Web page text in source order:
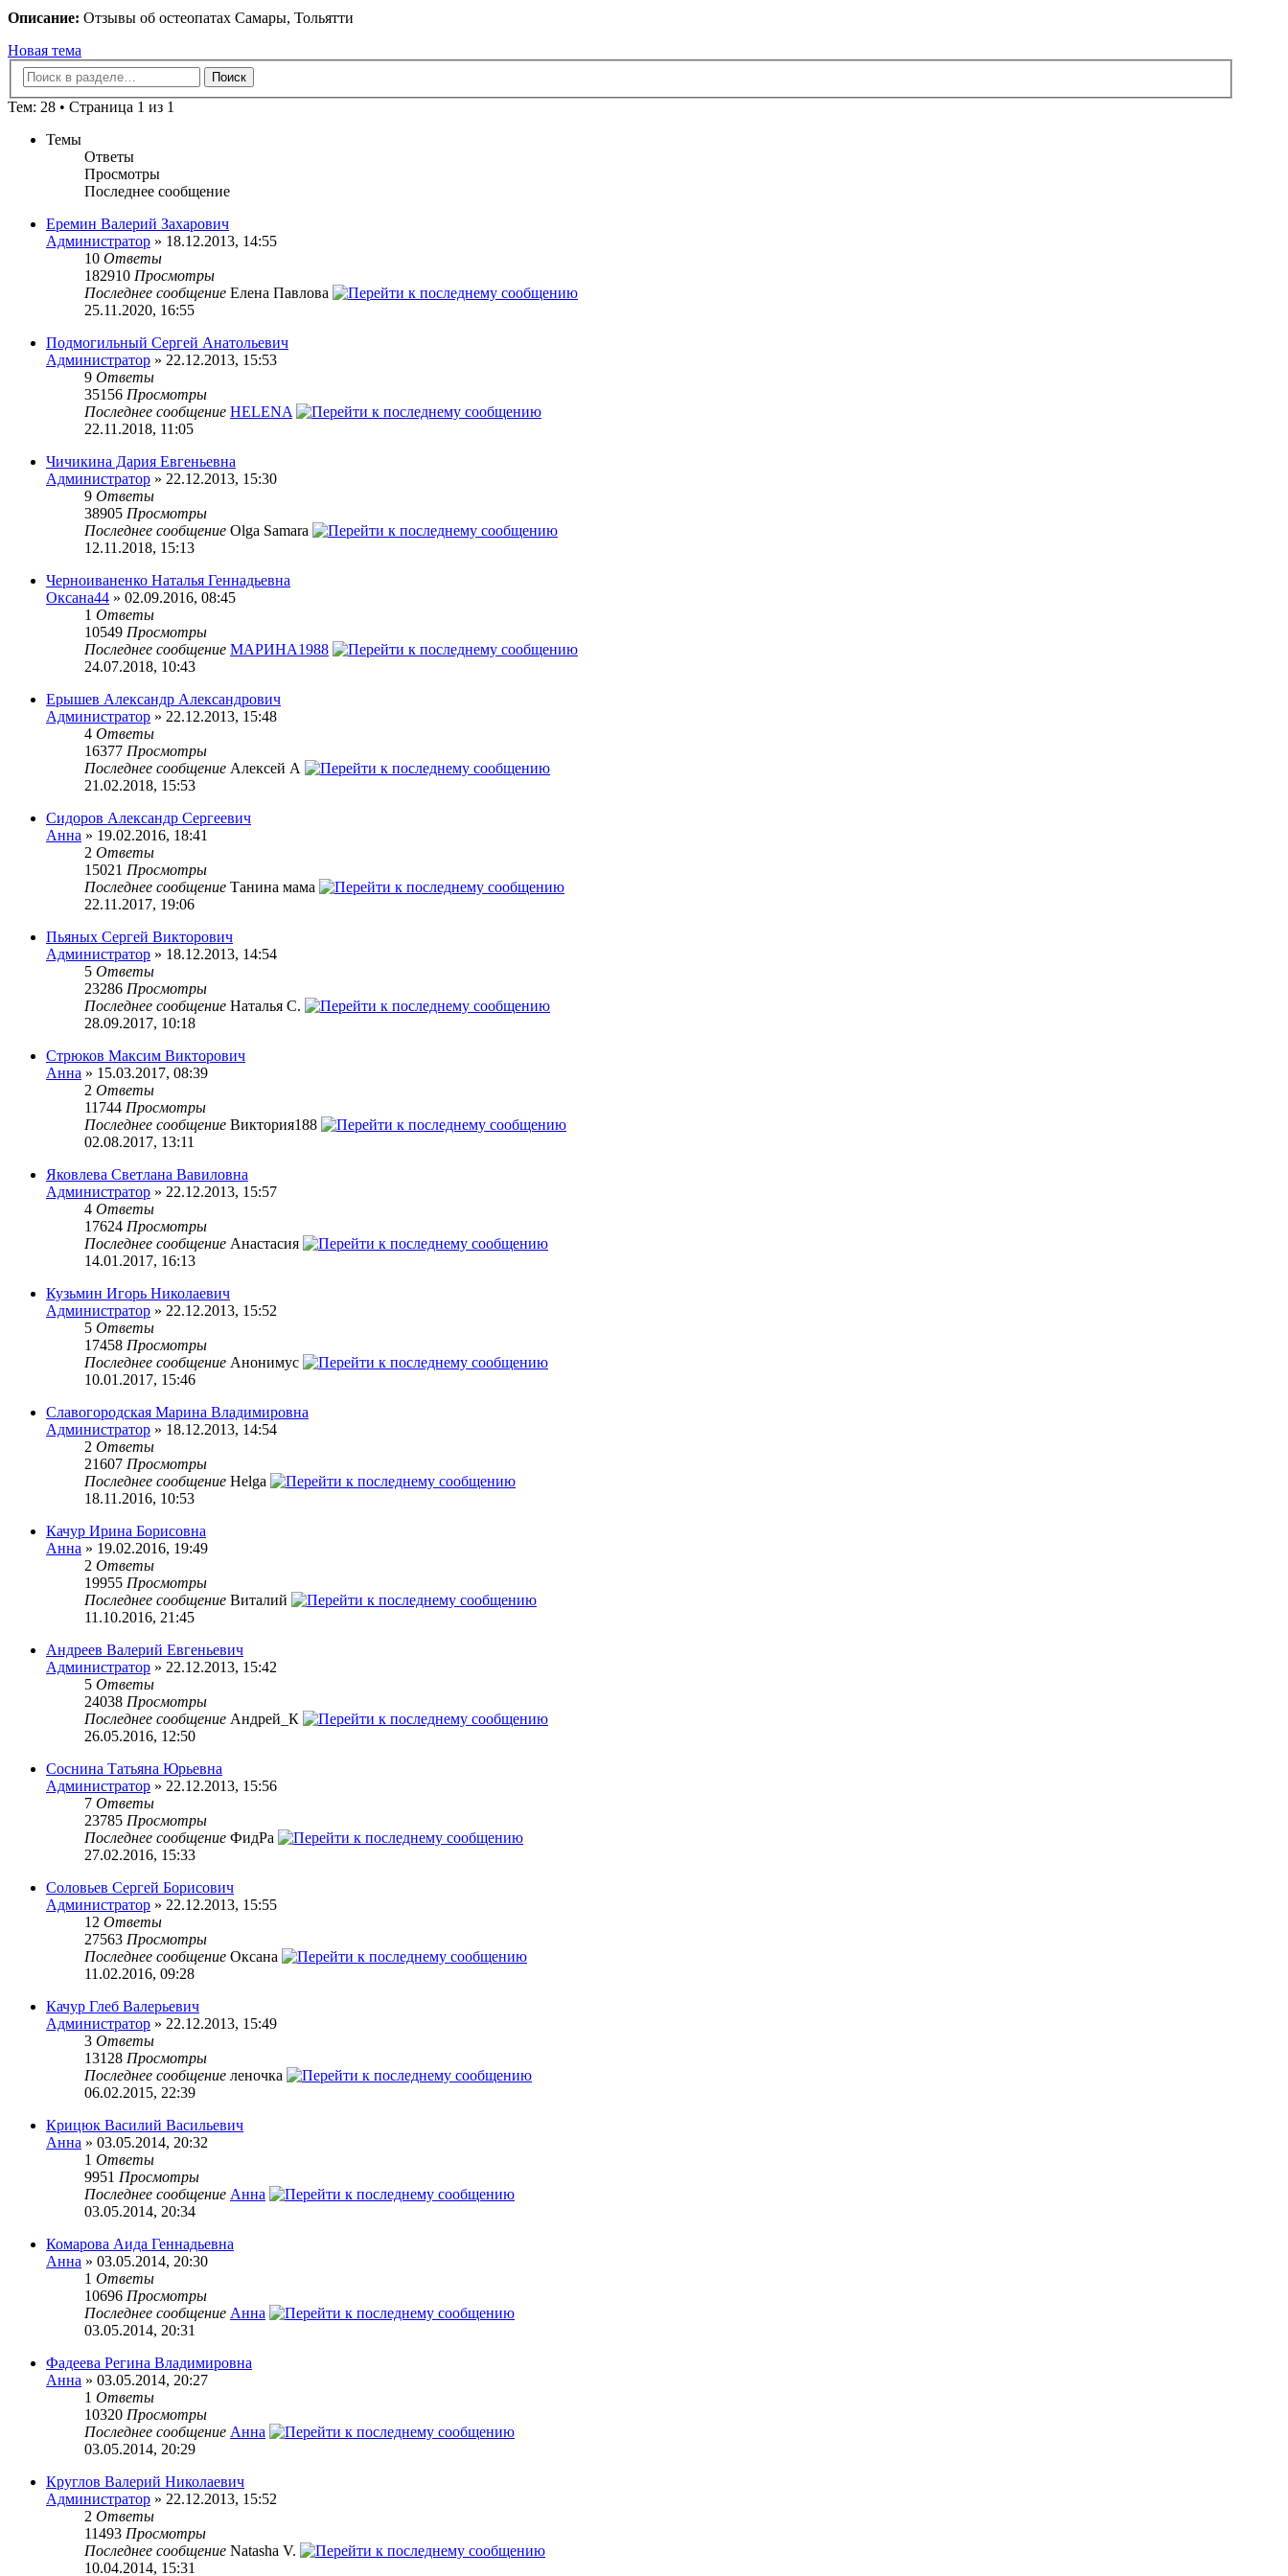
Описание: Отзывы об остеопатах Самары, Тольятти
Новая тема
Тем: 28 • Страница 1 из 1
Темы
Ответы
Просмотры
Последнее сообщение
Еремин Валерий Захарович
Администратор » 18.12.2013, 14:55
10 Ответы
182910 Просмотры
Последнее сообщение Елена Павлова
25.11.2020, 16:55
Подмогильный Сергей Анатольевич
Администратор » 22.12.2013, 15:53
9 Ответы
35156 Просмотры
Последнее сообщение HELENA
22.11.2018, 11:05
Чичикина Дария Евгеньевна
Администратор » 22.12.2013, 15:30
9 Ответы
38905 Просмотры
Последнее сообщение Olga Samara
12.11.2018, 15:13
Черноиваненко Наталья Геннадьевна
Оксана44 » 02.09.2016, 08:45
1 Ответы
10549 Просмотры
Последнее сообщение МАРИНА1988
24.07.2018, 10:43
Ерышев Александр Александрович
Администратор » 22.12.2013, 15:48
4 Ответы
16377 Просмотры
Последнее сообщение Алексей А
21.02.2018, 15:53
Сидоров Александр Сергеевич
Анна » 19.02.2016, 18:41
2 Ответы
15021 Просмотры
Последнее сообщение Танина мама
22.11.2017, 19:06
Пьяных Сергей Викторович
Администратор » 18.12.2013, 14:54
5 Ответы
23286 Просмотры
Последнее сообщение Наталья С.
28.09.2017, 10:18
Стрюков Максим Викторович
Анна » 15.03.2017, 08:39
2 Ответы
11744 Просмотры
Последнее сообщение Виктория188
02.08.2017, 13:11
Яковлева Светлана Вавиловна
Администратор » 22.12.2013, 15:57
4 Ответы
17624 Просмотры
Последнее сообщение Анастасия
14.01.2017, 16:13
Кузьмин Игорь Николаевич
Администратор » 22.12.2013, 15:52
5 Ответы
17458 Просмотры
Последнее сообщение Анонимус
10.01.2017, 15:46
Славогородская Марина Владимировна
Администратор » 18.12.2013, 14:54
2 Ответы
21607 Просмотры
Последнее сообщение Helga
18.11.2016, 10:53
Качур Ирина Борисовна
Анна » 19.02.2016, 19:49
2 Ответы
19955 Просмотры
Последнее сообщение Виталий
11.10.2016, 21:45
Андреев Валерий Евгеньевич
Администратор » 22.12.2013, 15:42
5 Ответы
24038 Просмотры
Последнее сообщение Андрей_К
26.05.2016, 12:50
Соснина Татьяна Юрьевна
Администратор » 22.12.2013, 15:56
7 Ответы
23785 Просмотры
Последнее сообщение ФидРа
27.02.2016, 15:33
Соловьев Сергей Борисович
Администратор » 22.12.2013, 15:55
12 Ответы
27563 Просмотры
Последнее сообщение Оксана
11.02.2016, 09:28
Качур Глеб Валерьевич
Администратор » 22.12.2013, 15:49
3 Ответы
13128 Просмотры
Последнее сообщение леночка
06.02.2015, 22:39
Крицюк Василий Васильевич
Анна » 03.05.2014, 20:32
1 Ответы
9951 Просмотры
Последнее сообщение Анна
03.05.2014, 20:34
Комарова Аида Геннадьевна
Анна » 03.05.2014, 20:30
1 Ответы
10696 Просмотры
Последнее сообщение Анна
03.05.2014, 20:31
Фадеева Регина Владимировна
Анна » 03.05.2014, 20:27
1 Ответы
10320 Просмотры
Последнее сообщение Анна
03.05.2014, 20:29
Круглов Валерий Николаевич
Администратор » 22.12.2013, 15:52
2 Ответы
11493 Просмотры
Последнее сообщение Natasha V.
10.04.2014, 15:31